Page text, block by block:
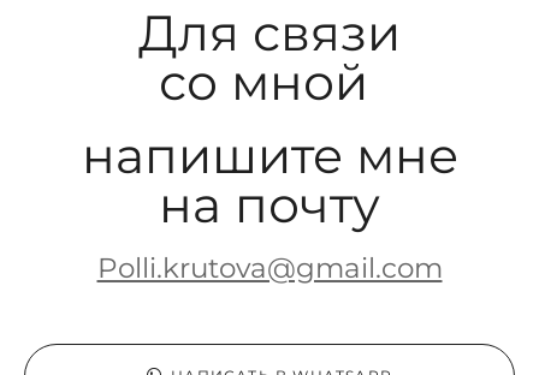
Для связи
со мной
напишите мне
на почту
Polli.krutova@gmail.com